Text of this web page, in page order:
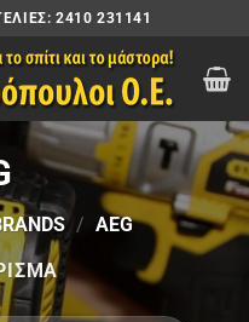
2410 231141
/ AEG